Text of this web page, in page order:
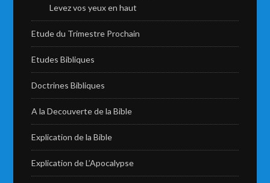
Levez vos yeux en haut
Etude du Trimestre Prochain
Etudes Bibliques
Doctrines Bibliques
A la Decouverte de la Bible
Explication de la Bible
Explication de L’Apocalypse